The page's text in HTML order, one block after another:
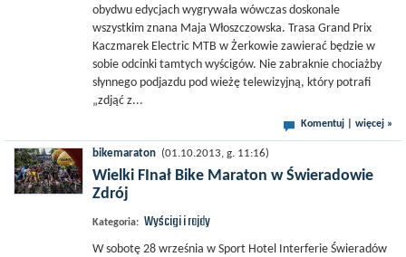
obydwu edycjach wygrywała wówczas doskonale
wszystkim znana Maja Włoszczowska. Trasa Grand Prix
Kaczmarek Electric MTB w Żerkowie zawierać będzie w
sobie odcinki tamtych wyścigów. Nie zabraknie chociażby
słynnego podjazdu pod wieżę telewizyjną, który potrafi
„zdjąć z...
Komentuj więcej »
bikemaraton (01.10.2013, g. 11:16)
Wielki FInał Bike Maraton w Świeradowie
Zdrój
Kategoria: Wyścigi i rajdy
W sobotę 28 września w Sport Hotel Interferie Świeradów